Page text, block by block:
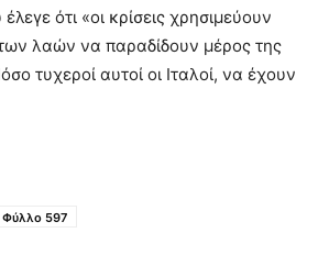
ότι «οι κρίσεις χρησιμεύουν
λαών να παραδίδουν μέρος της
τυχεροί αυτοί οι Ιταλοί, να έχουν
Φύλλο 597